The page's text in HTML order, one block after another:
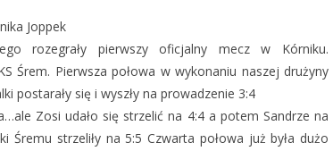
Joppek
rozegrały pierwszy oficjalny mecz w Kórniku.
Śrem. Pierwsza połowa w wykonaniu naszej drużyny
postarały się i wyszły na prowadzenie 3:4
Zosi udało się strzelić na 4:4 a potem Sandrze na
Śremu strzeliły na 5:5 Czwarta połowa już była dużo